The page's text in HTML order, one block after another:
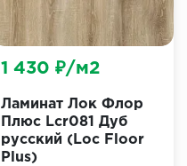
Ламинат Лок Флор
Плюс Lcr081 Дуб
русский (Loc Floor
Plus)
1 430 ₽/м2